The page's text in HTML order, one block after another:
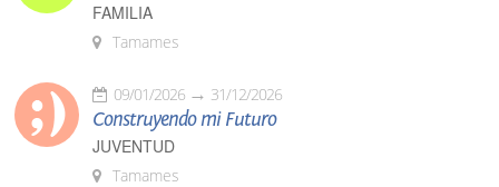
FAMILIA
Tamames
09/01/2026 31/12/2026
Construyendo mi Futuro
JUVENTUD
Tamames